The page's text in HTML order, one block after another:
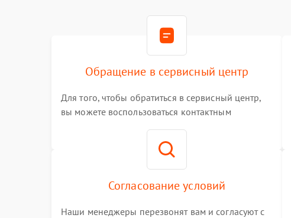
Обращение в сервисный центр
Для того, чтобы обратиться в сервисный центр,
вы можете воспользоваться контактным
номер телефона на сайте
Согласование условий
Наши менеджеры перезвонят вам и согласуют с